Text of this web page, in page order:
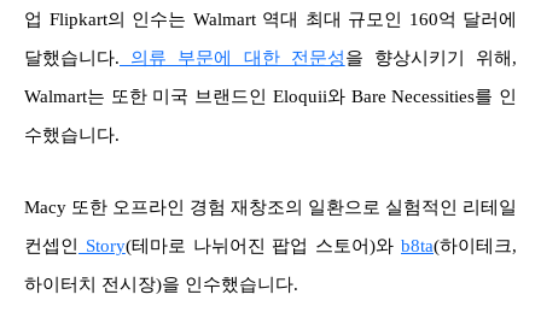
업 Flipkart의 인수는 Walmart 역대 최대 규모인 160억 달러에
달했습니다. 의류 부문에 대한 전문성을 향상시키기 위해,
Walmart는 또한 미국 브랜드인 Eloquii와 Bare Necessities를 인
수했습니다.
Macy 또한 오프라인 경험 재창조의 일환으로 실험적인 리테일
컨셉인 Story(테마로 나뉘어진 팝업 스토어)와b8ta(하이테크,
하이터치 전시장)을 인수했습니다.